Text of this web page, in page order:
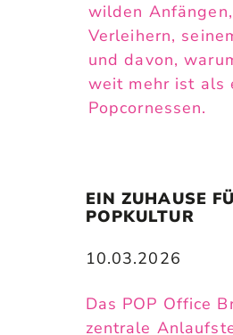
wilden
Verleihern,
und davon,
weit mehr ist als
Popcornessen.
EIN ZUHAUSE
POPKULTUR
10.03.2026
Das POP Office
zentrale